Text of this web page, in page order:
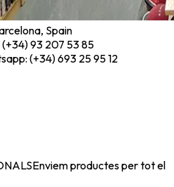
Spain
93 207 53 85
(+34) 693 25 95 12
Enviem productes per tot el